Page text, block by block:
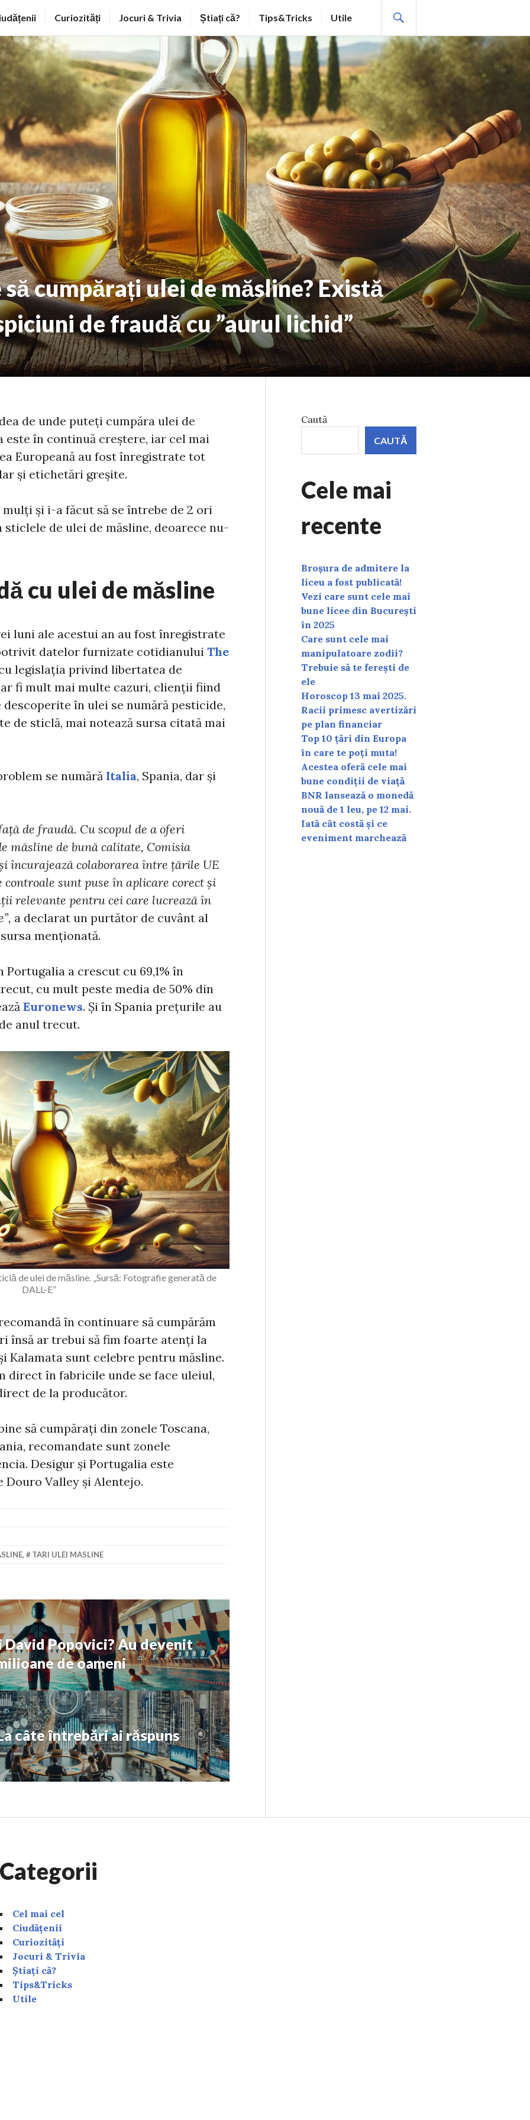
Curiozități Jocuri & Trivia Știați că? Tips&Tricks Utile
să cumpărați ulei de măsline? Există
de fraudă cu ”aurul lichid”
de unde puteți cumpăra ulei de
este în continuă creștere, iar cel mai
Europeană au fost înregistrate tot
și etichetări greșite.
și i-a făcut să se întrebe de 2 ori
de ulei de măsline, deoarece nu-
cu ulei de măsline
luni ale acestui an au fost înregistrate
datelor furnizate cotidianuluiThe
legislația privind libertatea de
fi mult mai multe cazuri, clienții fiind
în ulei se numără pesticide,
de sticlă, mai notează sursa citată mai
se numără Italia, Spania, dar și
de fraudă. Cu scopul de a oferi
măsline de bună calitate, Comisia
încurajează colaborarea între țările UE
controale sunt puse în aplicare corect și
relevante pentru cei care lucrează în
a declarat un purtător de cuvânt al
menționată.
a crescut cu 69,1% în
cu mult peste media de 50% din
Euronews. Și în Spania prețurile au
anul trecut.
de ulei de măsline. „Sursă: Fotografie generată de
DALL-E”
în continuare să cumpărăm
însă ar trebui să fim foarte atenți la
Kalamata sunt celebre pentru măsline.
direct în fabricile unde se face uleiul,
de la producător.
să cumpărați din zonele Toscana,
recomandate sunt zonele
Desigur și Portugalia este
Valley și Alentejo.
, TARI ULEI MASLINE
Popovici? Au devenit
de oameni
câte întrebări ai răspuns
Caută
CAUTĂ
Cele mai
recente
Broșura de admitere la
liceu a fost publicată!
Vezi care sunt cele mai
bune licee din București
în 2025
Care sunt cele mai
manipulatoare zodii?
Trebuie să te ferești de
ele
Horoscop 13 mai 2025.
Racii primesc avertizări
pe plan financiar
Top 10 țări din Europa
în care te poți muta!
Acestea oferă cele mai
bune condiții de viață
BNR lansează o monedă
nouă de 1 leu, pe 12 mai.
Iată cât costă și ce
eveniment marchează
Categorii
Cel mai cel
Ciudățenii
Curiozități
Jocuri & Trivia
Știați că?
Tips&Tricks
Utile